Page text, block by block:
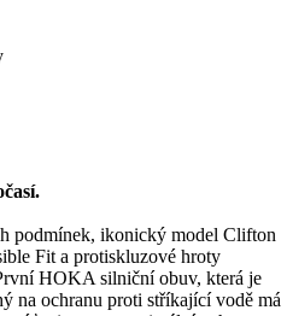
podmínek, ikonický model Clifton
Fit a protiskluzové hroty
HOKA silniční obuv, která je
na ochranu proti stříkající vodě má